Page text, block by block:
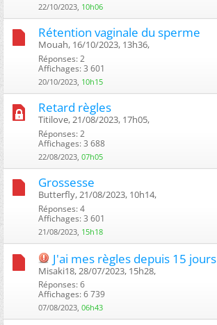
22/10/2023, 10h06
Rétention vaginale du sperme
Mouah, 16/10/2023, 13h36, ‎
Réponses: 2
Affichages: 3 601
20/10/2023, 10h15
Retard règles
Titilove, 21/08/2023, 17h05, ‎
Réponses: 2
Affichages: 3 688
22/08/2023, 07h05
Grossesse
Butterfly, 21/08/2023, 10h14, ‎
Réponses: 4
Affichages: 3 601
21/08/2023, 15h18
J'ai mes règles depuis 15 jours
Misaki18, 28/07/2023, 15h28, ‎
Réponses: 6
Affichages: 6 739
07/08/2023, 06h43